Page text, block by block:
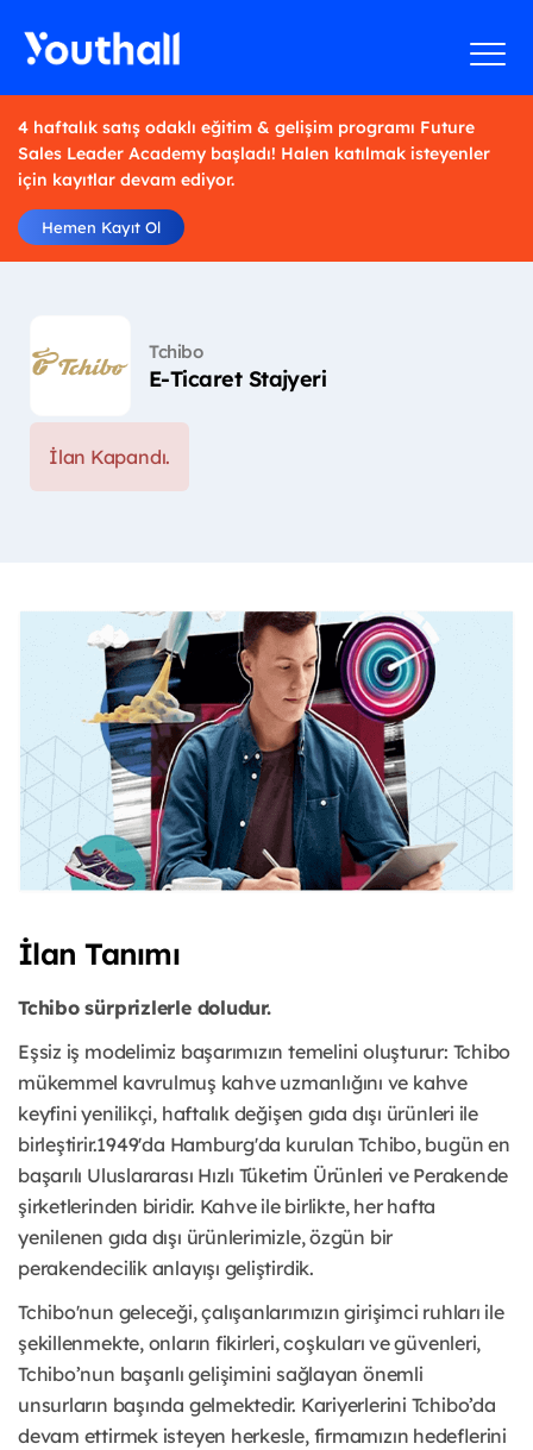
4 haftalık satış odaklı eğitim & gelişim programı Future
Sales Leader Academy başladı! Halen katılmak isteyenler
için kayıtlar devam ediyor.
Hemen Kayıt Ol
Tchibo
E-Ticaret Stajyeri
İlan Kapandı.
İlan Tanımı
Tchibo sürprizlerle doludur.
Eşsiz iş modelimiz başarımızın temelini oluşturur: Tchibo
mükemmel kavrulmuş kahve uzmanlığını ve kahve
keyfini yenilikçi, haftalık değişen gıda dışı ürünleri ile
birleştirir.1949'da Hamburg'da kurulan Tchibo, bugün en
başarılı Uluslararası Hızlı Tüketim Ürünleri ve Perakende
şirketlerinden biridir. Kahve ile birlikte, her hafta
yenilenen gıda dışı ürünlerimizle, özgün bir
perakendecilik anlayışı geliştirdik.
Tchibo'nun geleceği, çalışanlarımızın girişimci ruhları ile
şekillenmekte, onların fikirleri, coşkuları ve güvenleri,
Tchibo’nun başarılı gelişimini sağlayan önemli
unsurların başında gelmektedir. Kariyerlerini Tchibo’da
devam ettirmek isteyen herkesle, firmamızın hedeflerini